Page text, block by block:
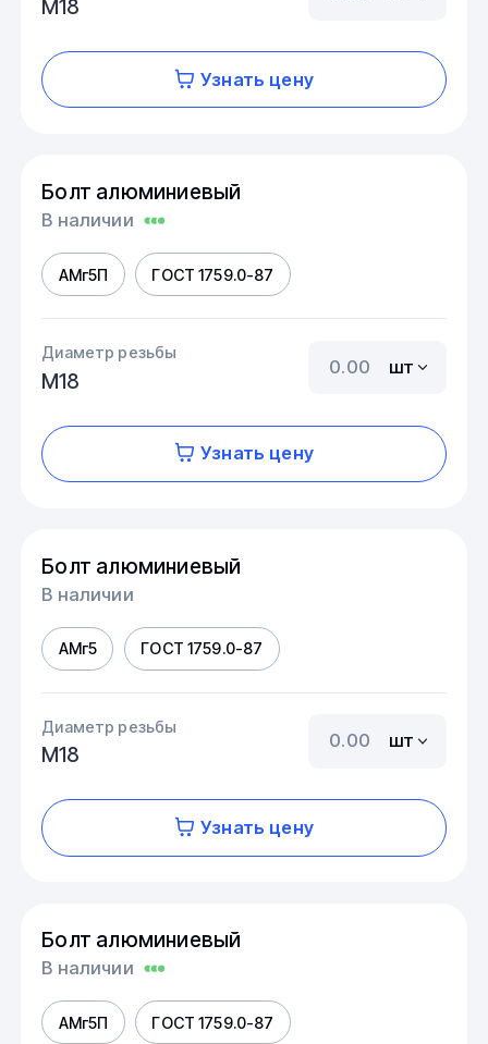
М18
Узнать цену
Болт алюминиевый
В наличии
АМг5П ГОСТ 1759.0-87
Диаметр резьбы
М18
шт
Узнать цену
Болт алюминиевый
В наличии
АМг5 ГОСТ 1759.0-87
Диаметр резьбы
М18
шт
Узнать цену
Болт алюминиевый
В наличии
АМг5П ГОСТ 1759.0-87